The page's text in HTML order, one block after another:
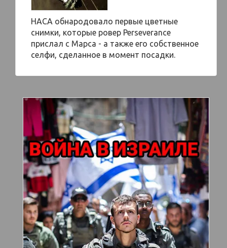
НАСА обнародовало первые цветные
снимки, которые ровер Perseverance
прислал с Марса - а также его собственное
селфи, сделанное в момент посадки.